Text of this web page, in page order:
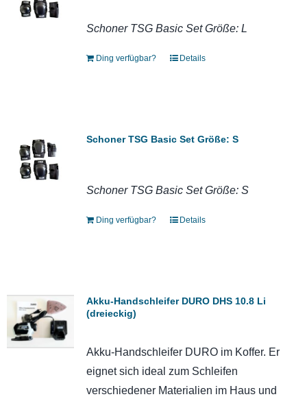
Schoner TSG Basic Set Größe: L
Ding verfügbar? Details
Schoner TSG Basic Set Größe: S
Schoner TSG Basic Set Größe: S
Ding verfügbar? Details
Akku-Handschleifer DURO DHS 10.8 Li
(dreieckig)
Akku-Handschleifer DURO im Koffer. Er
eignet sich ideal zum Schleifen
verschiedener Materialien im Haus und